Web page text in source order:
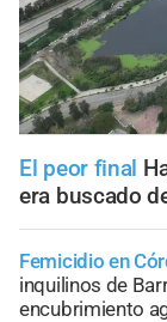
El peor final
era buscado
Femicidio en
inquilinos de
encubrimiento